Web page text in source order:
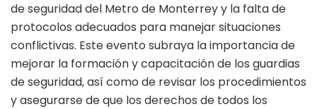
de seguridad del Metro de Monterrey y la falta de
protocolos adecuados para manejar situaciones
conflictivas. Este evento subraya la importancia de
mejorar la formación y capacitación de los guardias
de seguridad, así como de revisar los procedimientos
y asegurarse de que los derechos de todos los